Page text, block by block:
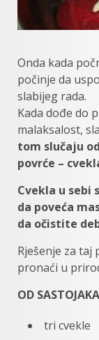
Onda kada
počinje da
slabijeg rada.
Kada dođe do
malaksalost,
tom slučaju
povrće –
Cvekla u sebi
da poveća
da očistite
Rješenje za taj
pronaći u
OD
tri cvekle